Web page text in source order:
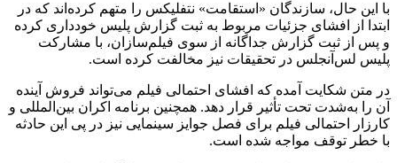
با این حال، سازندگان «استقامت» نتفلیکس را متهم کرده‌اند که در
ابتدا از افشای جزئیات مربوط به ثبت گزارش پلیس خودداری کرده
و پس از ثبت گزارش جداگانه از سوی فیلم‌سازان، با مشارکت
پلیس لس‌آنجلس در تحقیقات نیز مخالفت کرده است.
در متن شکایت آمده که افشای احتمالی فیلم می‌تواند فروش آینده
آن را به‌شدت تحت تأثیر قرار دهد. همچنین برنامه اکران بین‌المللی و
کارزار احتمالی فیلم برای فصل جوایز سینمایی نیز در پی این حادثه
با خطر توقف مواجه شده است.